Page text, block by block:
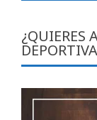
¿QUIERES